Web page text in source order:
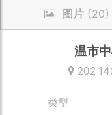
图片 (20)
温市
202
类型